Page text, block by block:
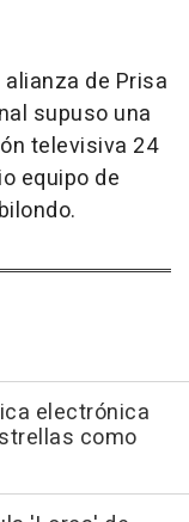
de Prisa
supuso una
televisiva 24
equipo de
electrónica
como